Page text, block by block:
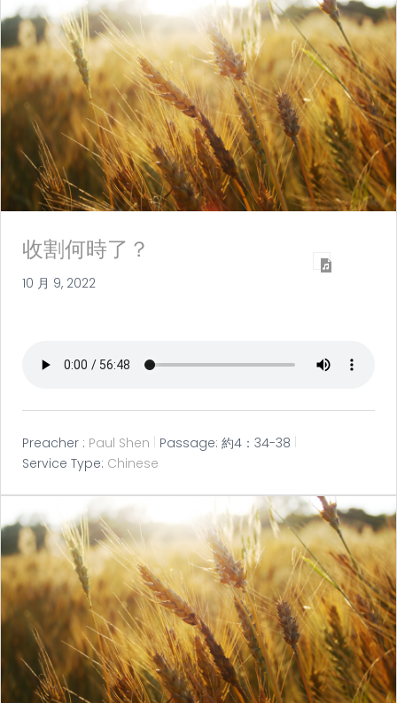
收割何時了？
10 月 9, 2022
Preacher : Paul Shen Passage: 約4：34-38
Service Type: Chinese